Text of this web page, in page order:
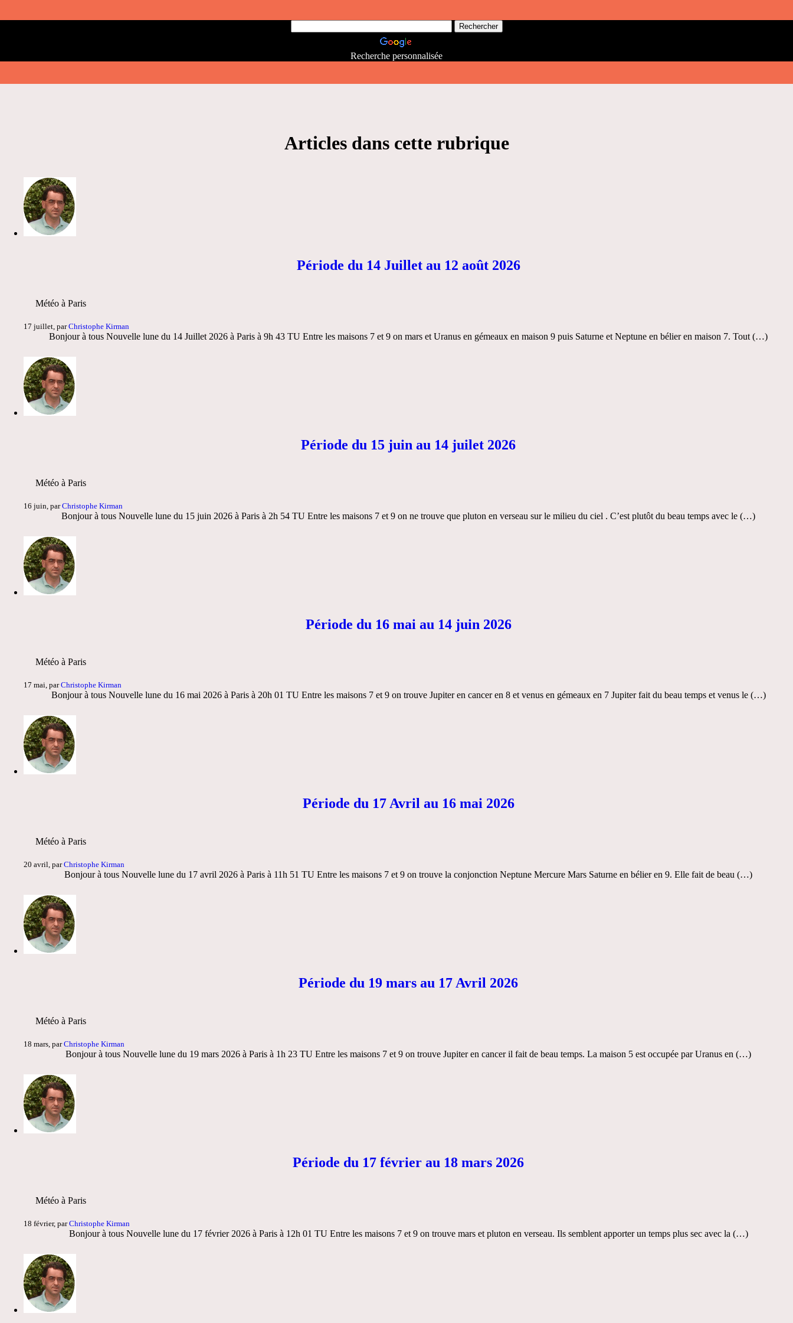
Recherche personnalisée
Articles dans cette rubrique
Période du 14 Juillet au 12 août 2026
Météo à Paris
17 juillet, parChristophe Kirman
Bonjour à tous Nouvelle lune du 14 Juillet 2026 à Paris à 9h 43 TU Entre les maisons 7 et 9 on mars et Uranus en gémeaux en maison 9 puis Saturne et Neptune en bélier en maison 7. Tout (…)
Période du 15 juin au 14 juilet 2026
Météo à Paris
16 juin, parChristophe Kirman
Bonjour à tous Nouvelle lune du 15 juin 2026 à Paris à 2h 54 TU Entre les maisons 7 et 9 on ne trouve que pluton en verseau sur le milieu du ciel . C’est plutôt du beau temps avec le (…)
Période du 16 mai au 14 juin 2026
Météo à Paris
17 mai, parChristophe Kirman
Bonjour à tous Nouvelle lune du 16 mai 2026 à Paris à 20h 01 TU Entre les maisons 7 et 9 on trouve Jupiter en cancer en 8 et venus en gémeaux en 7 Jupiter fait du beau temps et venus le (…)
Période du 17 Avril au 16 mai 2026
Météo à Paris
20 avril, parChristophe Kirman
Bonjour à tous Nouvelle lune du 17 avril 2026 à Paris à 11h 51 TU Entre les maisons 7 et 9 on trouve la conjonction Neptune Mercure Mars Saturne en bélier en 9. Elle fait de beau (…)
Période du 19 mars au 17 Avril 2026
Météo à Paris
18 mars, parChristophe Kirman
Bonjour à tous Nouvelle lune du 19 mars 2026 à Paris à 1h 23 TU Entre les maisons 7 et 9 on trouve Jupiter en cancer il fait de beau temps. La maison 5 est occupée par Uranus en (…)
Période du 17 février au 18 mars 2026
Météo à Paris
18 février, parChristophe Kirman
Bonjour à tous Nouvelle lune du 17 février 2026 à Paris à 12h 01 TU Entre les maisons 7 et 9 on trouve mars et pluton en verseau. Ils semblent apporter un temps plus sec avec la (…)